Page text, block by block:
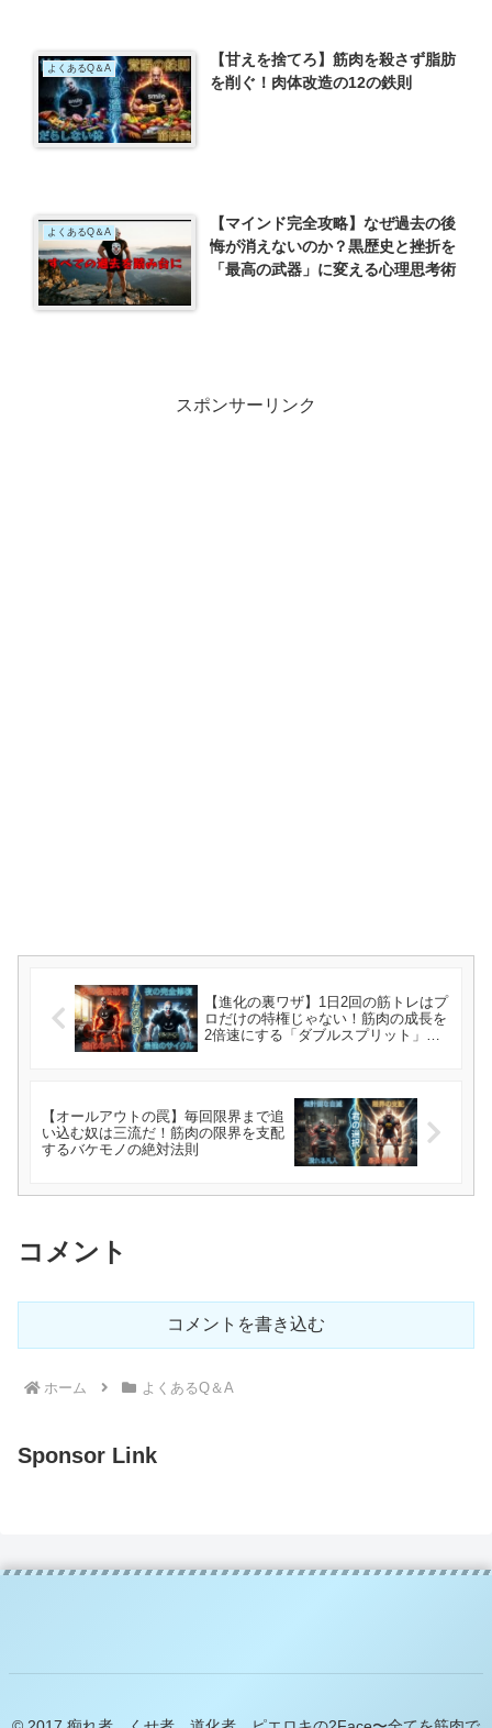
よくあるQ＆A
【甘えを捨てろ】筋肉を殺さず脂肪
を削ぐ！肉体改造の12の鉄則
よくあるQ＆A
【マインド完全攻略】なぜ過去の後
悔が消えないのか？黒歴史と挫折を
「最高の武器」に変える心理思考術
スポンサーリンク
【進化の裏ワザ】1日2回の筋トレはプ
ロだけの特権じゃない！筋肉の成長を
2倍速にする「ダブルスプリット」の
【オールアウトの罠】毎回限界まで追
い込む奴は三流だ！筋肉の限界を支配
するバケモノの絶対法則
コメント
コメントを書き込む
ホーム よくあるQ＆A
Sponsor Link